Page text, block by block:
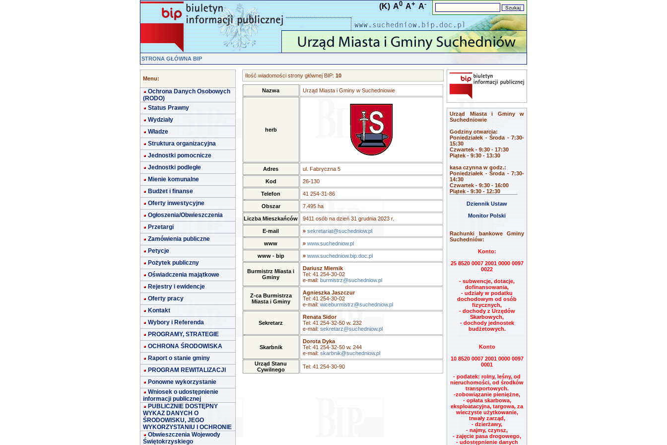
(K) A0 A+ A-
STRONA GŁÓWNA BIP
Menu:
Ochrona Danych Osobowych
(RODO)
Status Prawny
Wydziały
Władze
Struktura organizacyjna
Jednostki pomocnicze
Jednostki podległe
Mienie komunalne
Budżet i finanse
Oferty inwestycyjne
Ogłoszenia/Obwieszczenia
Przetargi
Zamówienia publiczne
Petycje
Pożytek publiczny
Oświadczenia majątkowe
Rejestry i ewidencje
Oferty pracy
Kontakt
Wybory i Referenda
PROGRAMY, STRATEGIE
OCHRONA ŚRODOWISKA
Raport o stanie gminy
PROGRAM REWITALIZACJI
Ponowne wykorzystanie
Wniosek o udostępnienie
informacji publicznej
PUBLICZNIE DOSTĘPNY
WYKAZ DANYCH O
ŚRODOWISKU, JEGO
WYKORZYSTANIU I OCHRONIE
Obwieszczenia Wojewody
Świętokrzyskiego
Ilość wiadomości strony głównej BIP: 10
Nazwa Urząd Miasta i Gminy w Suchedniowie
herb
Adres ul. Fabryczna 5
Kod 26-130
Telefon 41 254-31-86
Obszar 7.495 ha
Liczba Mieszkańców 9411 osób na dzień 31 grudnia 2023 r.
E-mail » sekretariat@suchedniow.pl
www » www.suchedniow.pl
www - bip » www.suchedniow.bip.doc.pl
Burmistrz Miasta i
Gminy
Dariusz Miernik
Tel: 41 254-30-02
e-mail: burmistrz@suchedniow.pl
Z-ca Burmistrza
Miasta i Gminy
Agnieszka Jaszczur
Tel: 41 254-30-02
e-mail: wiceburmistrz@suchedniow.pl
Sekretarz
Renata Sidor
Tel: 41 254-32-50 w. 232
e-mail: sekretarz@suchedniow.pl
Skarbnik
Dorota Dyka
Tel: 41 254-32-50 w. 244
e-mail: skarbnik@suchedniow.pl
Urząd Stanu
Cywilnego
Tel: 41 254-30-90
Urząd Miasta i Gminy w
Suchedniowie
Godziny otwarcia:
Poniedziałek - Środa - 7:30-
15:30
Czwartek - 9:30 - 17:30
Piątek - 9:30 - 13:30
kasa czynna w godz.:
Poniedziałek - Środa - 7:30-
14:30
Czwartek - 9:30 - 16:00
Piątek - 9:30 - 12:30
Dziennik Ustaw
Monitor Polski
Rachunki bankowe Gminy
Suchedniów:
Konto:
25 8520 0007 2001 0000 0097
0022
- subwencje, dotacje,
dofinansowania,
- udziały w podatku
dochodowym od osób
fizycznych,
- dochody z Urzędów
Skarbowych,
- dochody jednostek
budżetowych.
Konto
10 8520 0007 2001 0000 0097
0001
- podatek: rolny, leśny, od
nieruchomości, od środków
transportowych.
-zobowiązanie pieniężne,
- opłata skarbowa,
eksploatacyjna, targowa, za
wieczyste użytkowanie,
trwały zarząd,
- dzierżawy,
- najmy, czynsz,
- zajęcie pasa drogowego,
- udostępnienie danych